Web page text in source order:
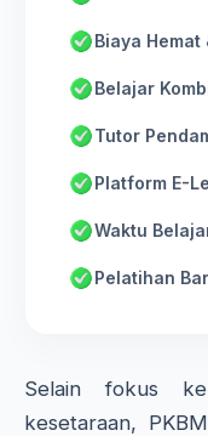
Biaya
Belajar
Tutor
Platform E-
Waktu
Pelatihan
Selain fokus
kesetaraan,